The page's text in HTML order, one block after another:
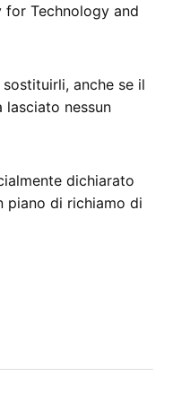
for Technology and
anche se il
nessun
dichiarato
piano di richiamo di